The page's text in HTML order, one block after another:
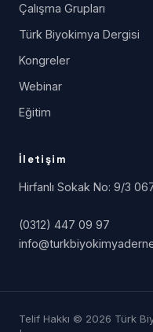
Çalışma Grupları
Türk Biyokimya Dergisi
Kongreler
Webinar
Eğitim
İletişim
Hirfanlı Sokak No: 9/3
(0312) 447 09 97
Telif Hakkı © 2026 Türk